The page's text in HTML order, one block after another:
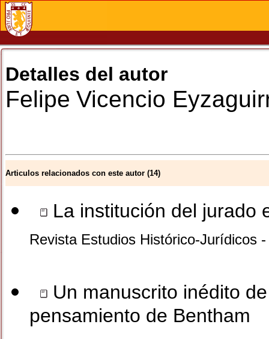
Detalles del autor
Felipe Vicencio
Articulos relacionados con este autor (14)
La institución del jurado
Revista Estudios Histórico-Jurídicos
Un manuscrito inédito
pensamiento de Bentham